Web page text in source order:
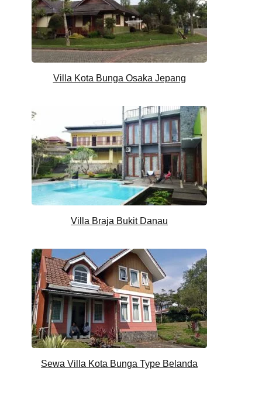
Villa Kota Bunga Osaka Jepang
Villa Braja Bukit Danau
Sewa Villa Kota Bunga Type Belanda